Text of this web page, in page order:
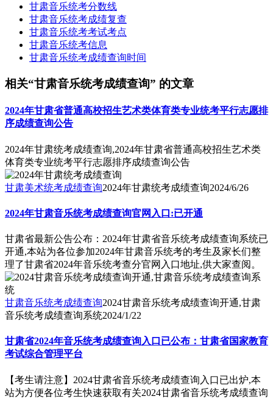
甘肃音乐统考分数线
甘肃音乐统考成绩复查
甘肃音乐统考考试考点
甘肃音乐统考信息
甘肃音乐统考成绩查询时间
相关“甘肃音乐统考成绩查询” 的文章
2024年甘肃省普通高校招生艺术类体育类专业统考平行志愿排
序成绩查询公告
2024年甘肃统考成绩查询,2024年甘肃省普通高校招生艺术类
体育类专业统考平行志愿排序成绩查询公告
甘肃美术统考成绩查询2024年甘肃统考成绩查询2024/6/26
2024年甘肃音乐统考成绩查询官网入口:已开通
甘肃省最新公告公布：2024年甘肃省音乐统考成绩查询系统已
开通,本站为各位参加2024年甘肃音乐统考的考生及家长们整
理了甘肃省2024年音乐统考查分官网入口地址,供大家查阅。
甘肃音乐统考成绩查询2024甘肃音乐统考成绩查询开通,甘肃
音乐统考成绩查询系统2024/1/22
甘肃省2024年音乐统考成绩查询入口已公布：甘肃省国家教育
考试综合管理平台
【考生请注意】2024甘肃省音乐统考成绩查询入口已出炉,本
站为方便各位考生快速获取有关2024甘肃省音乐统考成绩查询